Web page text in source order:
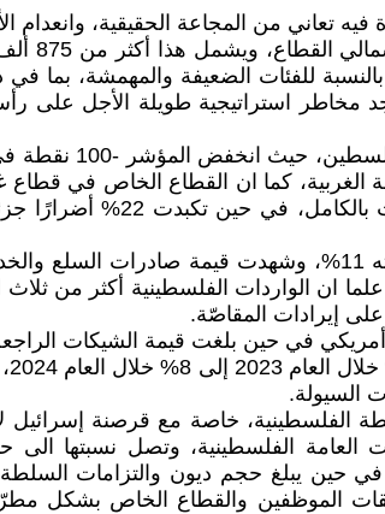
غزة
للفئات الضعيفة والمهمشة، بما
مخاطر استراتيجية طويلة الأجل على
ويقدر البنك الدولي أن 66%
2024 مقارنة مع العام الذي سبقه، علما ان الواردات
على إيرادات المقاصّة.
إسرائيل منذ العام 2019 حوالي (8) مليار شيكل، في حين
تراكم مستحقات الموظفين والقطاع